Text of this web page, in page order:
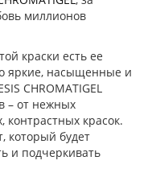
миллионов
краски есть ее
яркие, насыщенные и
CHROMATIGEL
– от нежных
красок.
который будет
и подчеркивать